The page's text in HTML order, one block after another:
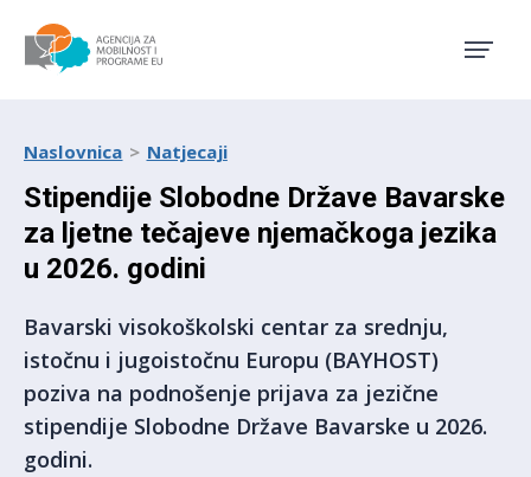
Naslovnica Natjecaji
Stipendije Slobodne Države Bavarske
za ljetne tečajeve njemačkoga jezika
u 2026. godini
Bavarski visokoškolski centar za srednju,
istočnu i jugoistočnu Europu (BAYHOST)
poziva na podnošenje prijava za jezične
stipendije Slobodne Države Bavarske u 2026.
godini.